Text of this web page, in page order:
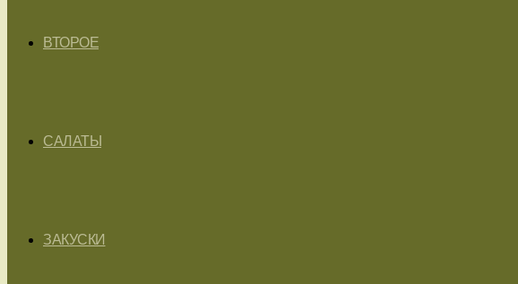
ВТОРОЕ
САЛАТЫ
ЗАКУСКИ